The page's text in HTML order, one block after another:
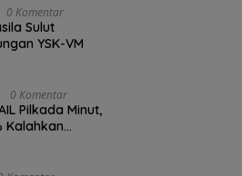
0 Komentar
Sulut
YSK-VM
0 Komentar
Pilkada Minut,
Kalahkan